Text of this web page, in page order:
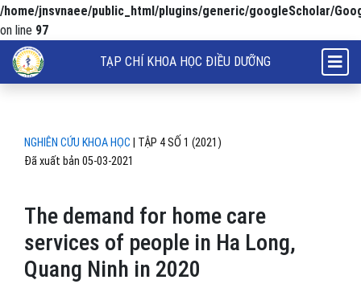
/home/jnsvnaee/public_html/plugins/generic/googleScholar/
on line 97
The demand for home care services of people in Ha Long, Quang
TẠP CHÍ KHOA HỌC ĐIỀU DƯỠNG
NGHIÊN CỨU KHOA HỌC TẬP 4 SỐ 1 (2021)
The demand for home care
services of people in Ha Long,
Quang Ninh in 2020
Đã xuất bản 05-03-2021